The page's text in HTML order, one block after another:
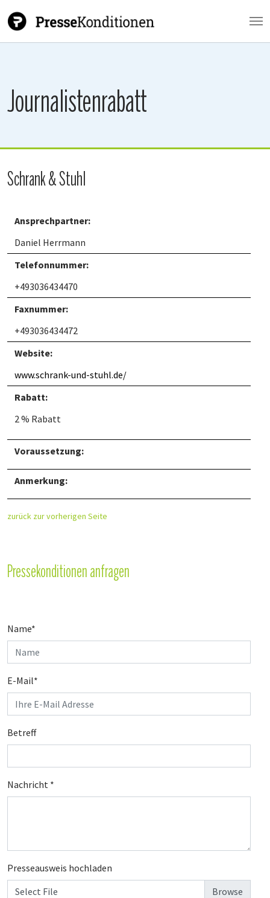
Journalistenrabatt
Schrank & Stuhl
Ansprechpartner:
Daniel Herrmann
Telefonnummer:
+493036434470
Faxnummer:
+493036434472
Website:
www.schrank-und-stuhl.de/
Rabatt:
2 % Rabatt
Voraussetzung:
Anmerkung:
zurück zur vorherigen Seite
Pressekonditionen anfragen
Name*
E-Mail*
Betreff
Nachricht *
Presseausweis hochladen
Select File